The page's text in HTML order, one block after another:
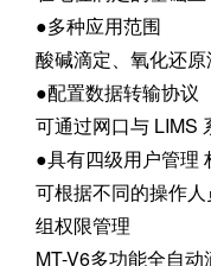
●多种应用范围
酸碱滴定、氧化还
●配置数据转输协议
可通过网口与 LIMS
●具有四级用户管理
可根据不同的操作
组权限管理
MT-V6多功能全自